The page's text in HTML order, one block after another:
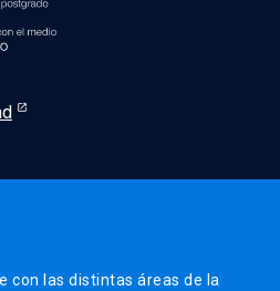
con las distintas áreas de la